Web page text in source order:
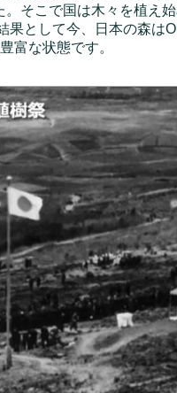
そこで国は木々を植え
として今、日本の森は
富な状態です。